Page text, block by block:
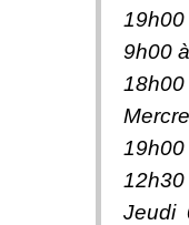
9h00
18h00
12h30
Jeudi